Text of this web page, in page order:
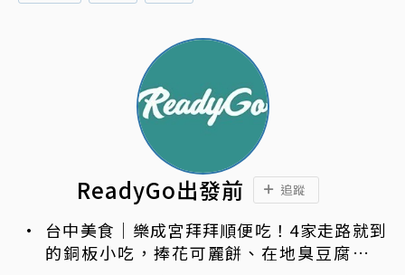
ReadyGo出發前 追蹤
台中美食｜樂成宮拜拜順便吃！4家走路就到
的銅板小吃，捧花可麗餅、在地臭豆腐、烤